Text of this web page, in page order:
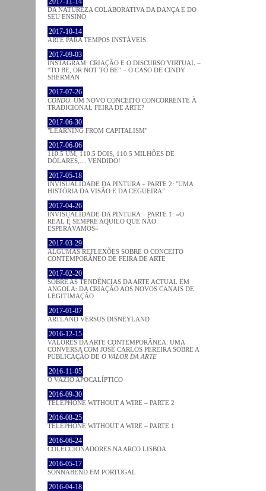
DA NATUREZA COLABORATIVA DA DANÇA E DO
SEU ENSINO
2017-10-14
ARTE PARA TEMPOS INSTÁVEIS
2017-09-03
INSTAGRAM: CRIAÇÃO E O DISCURSO VIRTUAL –
“TO BE, OR NOT TO BE” – O CASO DE CINDY
SHERMAN
2017-07-26
CONDO: UM NOVO CONCEITO CONCORRENTE À
TRADICIONAL FEIRA DE ARTE?
2017-06-30
"LEARNING FROM CAPITALISM"
2017-06-06
110.5 UM, 110.5 DOIS, 110.5 MILHÕES DE
DÓLARES,… VENDIDO!
2017-05-18
INVISUALIDADE DA PINTURA – PARTE 2: "UMA
HISTÓRIA DA VISÃO E DA CEGUEIRA"
2017-04-26
INVISUALIDADE DA PINTURA – PARTE 1: «O
REAL É SEMPRE AQUILO QUE NÃO
ESPERÁVAMOS»
2017-03-29
ALGUMAS REFLEXÕES SOBRE O CONCEITO
CONTEMPORÂNEO DE FEIRA DE ARTE
2017-02-20
SOBRE AS TENDÊNCIAS DA ARTE ACTUAL EM
ANGOLA: DA CRIAÇÃO AOS NOVOS CANAIS DE
LEGITIMAÇÃO
2017-01-07
ARTLAND VERSUS DISNEYLAND
2016-12-15
VALORES DA ARTE CONTEMPORÂNEA: UMA
CONVERSA COM JOSÉ CARLOS PEREIRA SOBRE A
PUBLICAÇÃO DE O VALOR DA ARTE
2016-11-05
O VAZIO APOCALÍPTICO
2016-09-30
TELEPHONE WITHOUT A WIRE – PARTE 2
2016-08-25
TELEPHONE WITHOUT A WIRE – PARTE 1
2016-06-24
COLECCIONADORES NA ARCO LISBOA
2016-05-17
SONNABEND EM PORTUGAL
2016-04-18